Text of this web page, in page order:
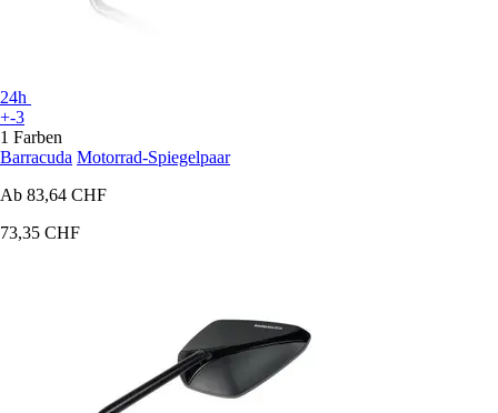
24h
+-3
1 Farben
Barracuda Motorrad-Spiegelpaar
Ab 83,64 CHF
73,35 CHF